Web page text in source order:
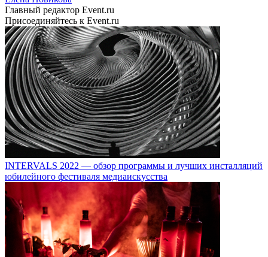
Главный редактор Event.ru
Присоединяйтесь к Event.ru
INTERVALS 2022 — обзор программы и лучших инсталляций
юбилейного фестиваля медиаискусства